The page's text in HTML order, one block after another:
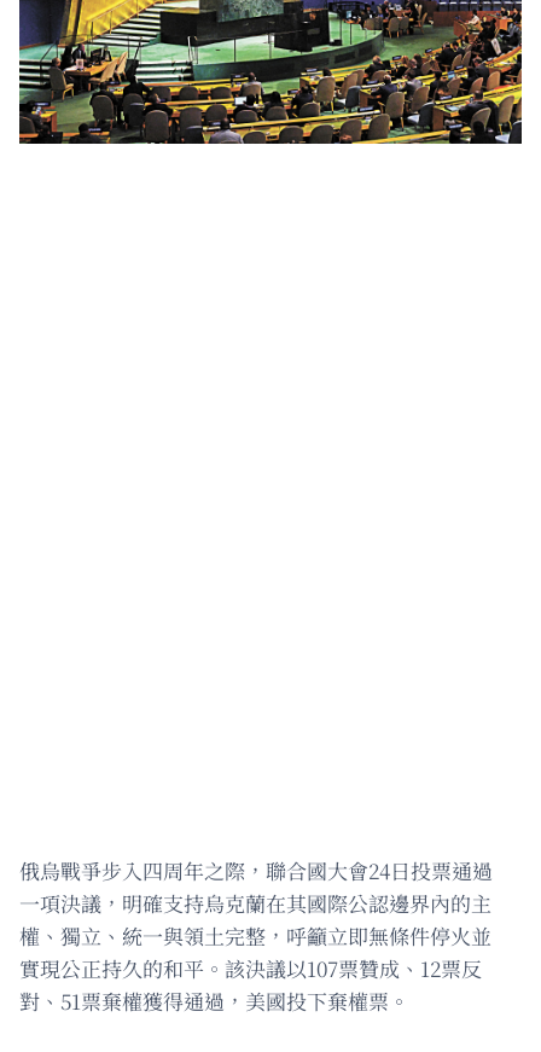
俄烏戰爭步入四周年之際，聯合國大會24日投票通過
一項決議，明確支持烏克蘭在其國際公認邊界內的主
權、獨立、統一與領土完整，呼籲立即無條件停火並
實現公正持久的和平。該決議以107票贊成、12票反
對、51票棄權獲得通過，美國投下棄權票。